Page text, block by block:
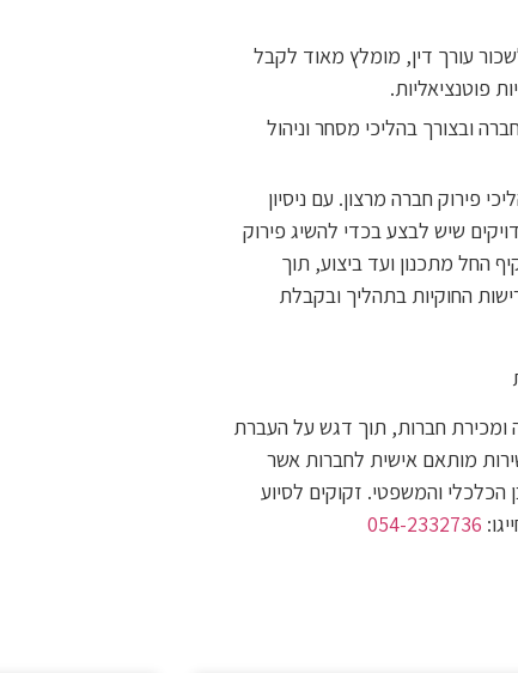
עורך דין, מומלץ מאוד לקבל
פוטנציאליות.
ובצורך בהליכי מסחר וניהול
פירוק חברה מרצון. עם ניסיון
שיש לבצע בכדי להשיג פירוק
החל מתכנון ועד ביצוע, תוך
החוקיות בתהליך ובקבלת
ומכירת חברות, תוך דגש על העברת
מותאם אישית לחברות אשר
הכלכלי והמשפטי. זקוקים לסיוע
054-2332736